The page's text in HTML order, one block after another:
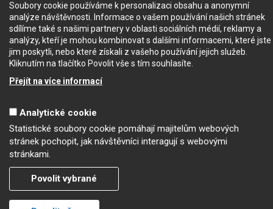
tester baterií FLUKE BT521
Na objednávku
136 760 Kč bez DPH
Copyright © 2022 - SEC electronic s.r.o.
Podmínky užití
Obchodní podmínky
Soubory cookie používáme k personalizaci obsahu a anonymní
analýze návštěvnosti. Informace o vašem používání našich stránek
sdílíme také s našimi partnery v oblasti sociálních médií, reklamy a
analýzy, kteří je mohou kombinovat s dalšími informacemi, které jste
jim poskytli, nebo které získali z vašeho používání jejich služeb.
Kliknutím na tlačítko Povolit vše s tím souhlasíte.
Přejít na více informací
Analytické cookie
Statistické soubory cookie pomáhají majitelům webových
stránek pochopit, jak návštěvníci interagují s webovými
stránkami.
Povolit vybrané